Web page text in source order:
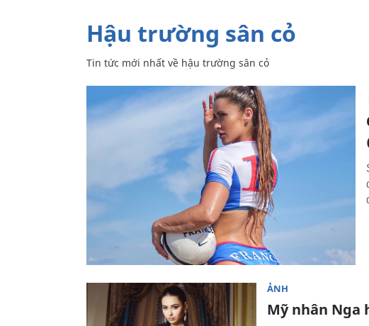
hậu trường sân cỏ
Tin tức mới nhất về hậu trường sân cỏ
ẢNH
Mỹ nhân Nga